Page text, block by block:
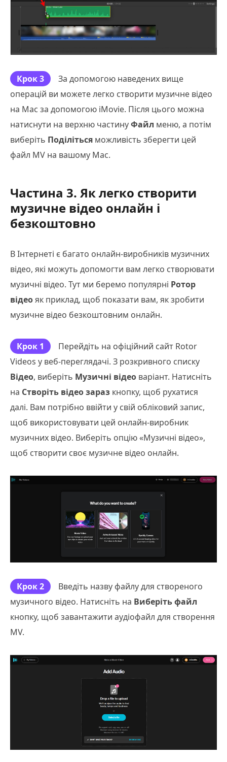
Крок 3
За допомогою наведених вище
операцій ви можете легко створити музичне відео
на Mac за допомогою iMovie. Після цього можна
натиснути на верхню частинуФайл меню, а потім
виберіть Поділіться можливість зберегти цей
файл MV на вашому Mac.
Частина 3. Як легко створити
музичне відео онлайн і
безкоштовно
В Інтернеті є багато онлайн-виробників музичних
відео, які можуть допомогти вам легко створювати
музичні відео. Тут ми беремо популярні Ротор
відеояк приклад, щоб показати вам, як зробити
музичне відео безкоштовним онлайн.
Крок 1
Перейдіть на офіційний сайт Rotor
Videos у веб-переглядачі. З розкривного списку
Відео, виберіть Музичні відео варіант. Натисніть
на Створіть відео зараз кнопку, щоб рухатися
далі. Вам потрібно ввійти у свій обліковий запис,
щоб використовувати цей онлайн-виробник
музичних відео. Виберіть опцію «Музичні відео»,
щоб створити своє музичне відео онлайн.
Крок 2
Введіть назву файлу для створеного
музичного відео. Натисніть на Виберіть файл
кнопку, щоб завантажити аудіофайл для створення
MV.